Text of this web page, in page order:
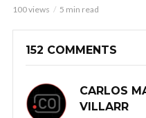
100 views 5 min read
152 COMMENTS
CARLOS
VILLARR